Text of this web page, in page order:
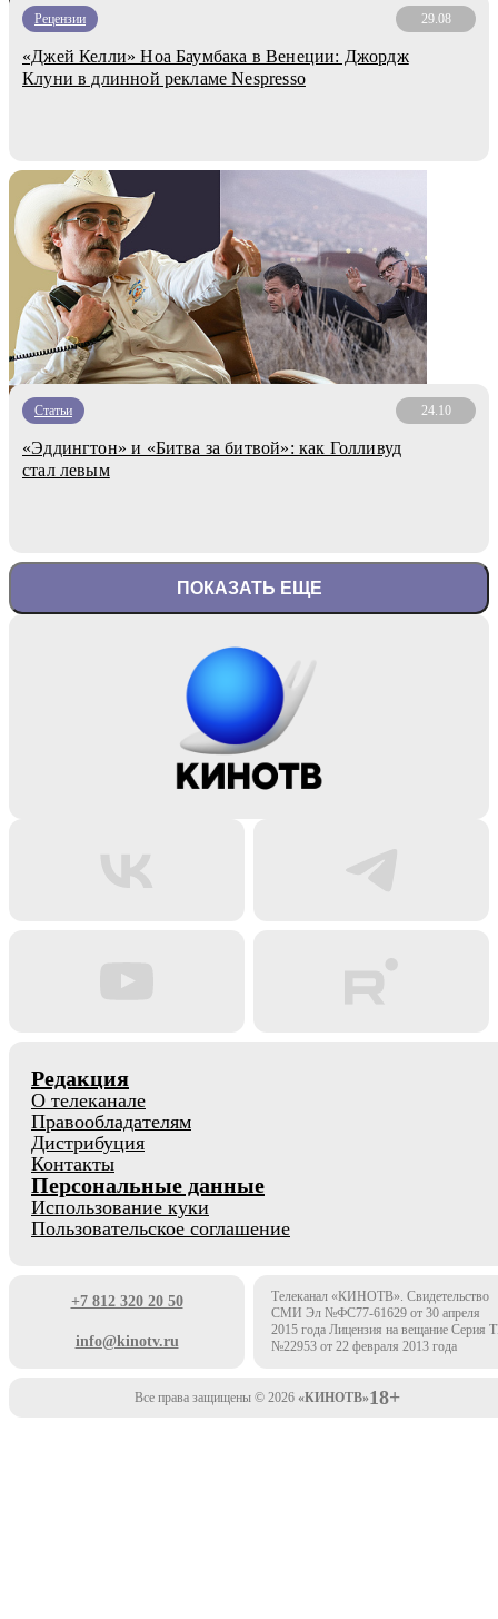
Рецензии 29.08
«Джей Келли» Ноа Баумбака в Венеции: Джордж
Клуни в длинной рекламе Nespresso
Статьи 24.10
«Эддингтон» и «Битва за битвой»: как Голливуд
стал левым
ПОКАЗАТЬ ЕЩЕ
Редакция
О телеканале
Правообладателям
Дистрибуция
Контакты
Персональные данные
Использование куки
Пользовательское соглашение
+7 812 320 20 50
info@kinotv.ru
Телеканал «КИНОТВ». Свидетельство
СМИ Эл №ФС77-61629 от 30 апреля
2015 года Лицензия на вещание Серия
№22953 от 22 февраля 2013 года
Все права защищены © 2026 «КИНОТВ»18+